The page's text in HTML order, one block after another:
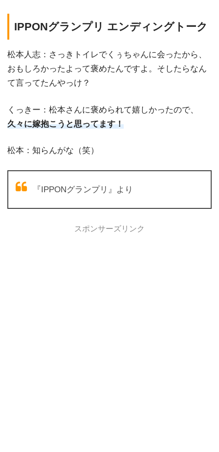
IPPONグランプリ エンディングトーク
松本人志：さっきトイレでくぅちゃんに会ったから、
おもしろかったよって褒めたんですよ。そしたらなん
て言ってたんやっけ？
くっきー：松本さんに褒められて嬉しかったので、
久々に嫁抱こうと思ってます！
松本：知らんがな（笑）
『IPPONグランプリ』より
スポンサーズリンク